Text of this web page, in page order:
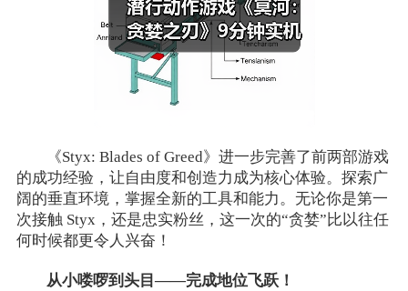
《Styx: Blades of Greed》进一步完善了前两部游戏
的成功经验，让自由度和创造力成为核心体验。探索广
阔的垂直环境，掌握全新的工具和能力。无论你是第一
次接触 Styx，还是忠实粉丝，这一次的“贪婪”比以往任
何时候都更令人兴奋！
从小喽啰到头目——完成地位飞跃！